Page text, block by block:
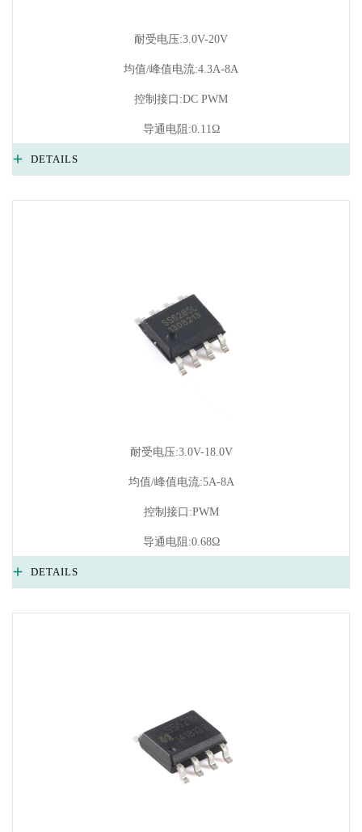
耐受电压:3.0V-20V
均值/峰值电流:4.3A-8A
控制接口:DC PWM
导通电阻:0.11Ω
DETAILS
耐受电压:3.0V-18.0V
均值/峰值电流:5A-8A
控制接口:PWM
导通电阻:0.68Ω
DETAILS